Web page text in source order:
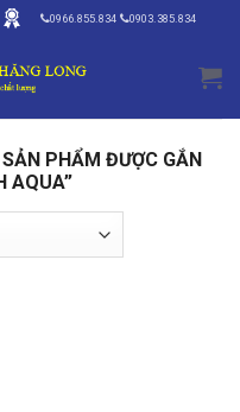
0966.855.834 0903.385.834
SẢN PHẨM ĐƯỢC GẮN
AQUA”